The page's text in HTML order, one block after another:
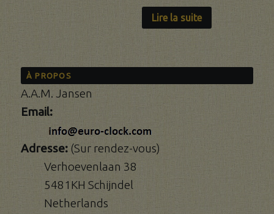
Lire la suite
À PROPOS
A.A.M. Jansen
Email:
Adresse: (Sur rendez-vous)
Verhoevenlaan 38
5481KH Schijndel
Netherlands